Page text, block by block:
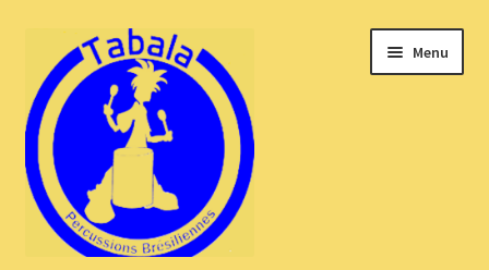
Aller
la
navigation
Aller
au
contenu
Menu